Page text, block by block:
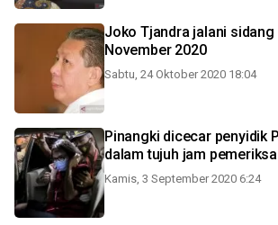
Joko Tjandra jalani sidang
November 2020
Sabtu, 24 Oktober 2020 18:04
Pinangki dicecar penyidik
dalam tujuh jam
Kamis, 3 September 2020 6:24